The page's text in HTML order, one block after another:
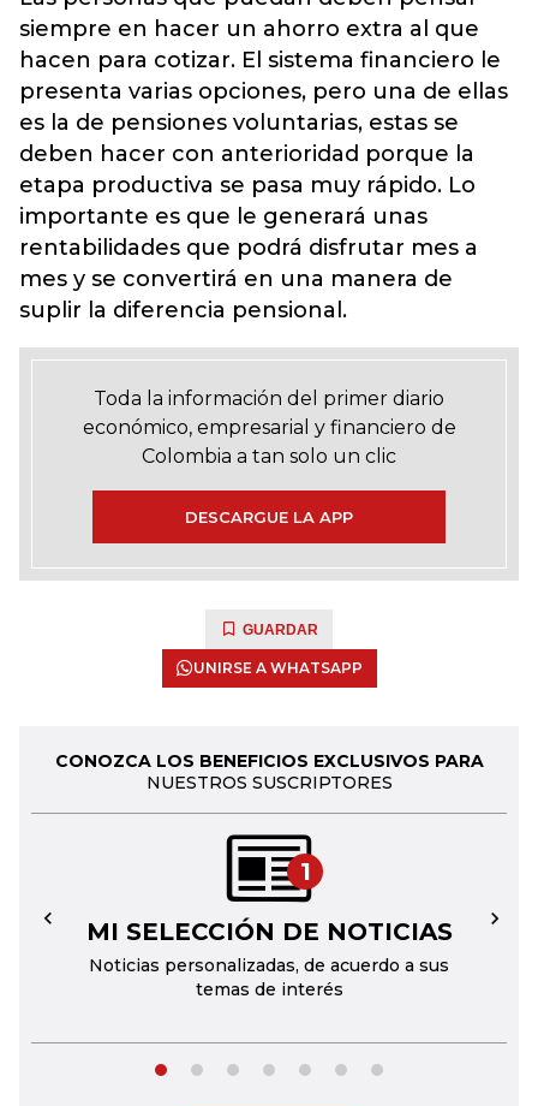
siempre en hacer un ahorro extra al que
hacen para cotizar. El sistema financiero le
presenta varias opciones, pero una de ellas
es la de pensiones voluntarias, estas se
deben hacer con anterioridad porque la
etapa productiva se pasa muy rápido. Lo
importante es que le generará unas
rentabilidades que podrá disfrutar mes a
mes y se convertirá en una manera de
suplir la diferencia pensional.
Toda la información del primer diario
económico, empresarial y financiero de
Colombia a tan solo un clic
DESCARGUE LA APP
GUARDAR
UNIRSE A WHATSAPP
CONOZCA LOS BENEFICIOS EXCLUSIVOS PARA
NUESTROS SUSCRIPTORES
1
MI SELECCIÓN DE NOTICIAS
Noticias personalizadas, de acuerdo a sus
temas de interés
← →